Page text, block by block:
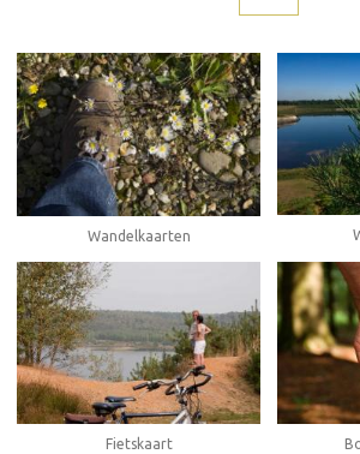
Wandelkaarten
Fietskaart